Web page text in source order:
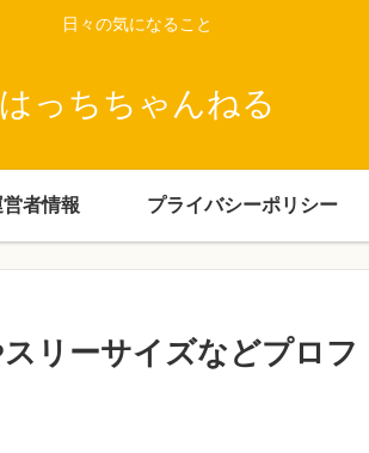
日々の気になること
はっちちゃんねる
営者情報 プライバシーポリシー
リーサイズなどプロフ